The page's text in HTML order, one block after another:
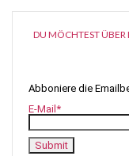
DU MÖCHTEST ÜBER
Abboniere die
E-Mail*